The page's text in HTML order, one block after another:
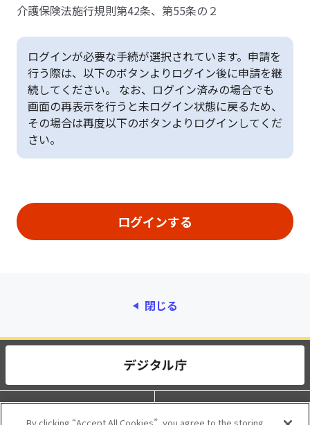
介護保険法施行規則第42条、第55条の２
ログインが必要な手続が選択されています。申請を
行う際は、以下のボタンよりログイン後に申請を継
続してください。 なお、ログイン済みの場合でも
画面の再表示を行うと未ログイン状態に戻るため、
その場合は再度以下のボタンよりログインしてくだ
さい。
閉じる
動作環境 個人情報保護